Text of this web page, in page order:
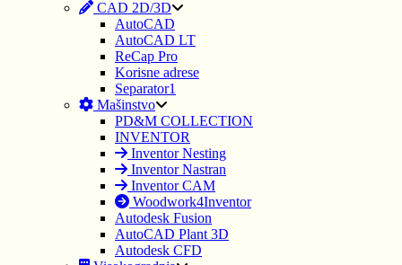
CAD 2D/3D
AutoCAD
AutoCAD LT
ReCap Pro
Korisne adrese
Separator1
Mašinstvo
PD&M COLLECTION
INVENTOR
Inventor Nesting
Inventor Nastran
Inventor CAM
Woodwork4Inventor
Autodesk Fusion
AutoCAD Plant 3D
Autodesk CFD